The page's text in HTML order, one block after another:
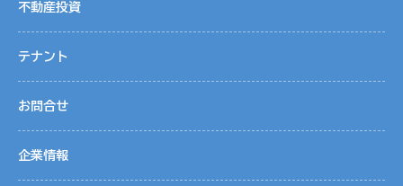
不動産投資
テナント
お問合せ
企業情報